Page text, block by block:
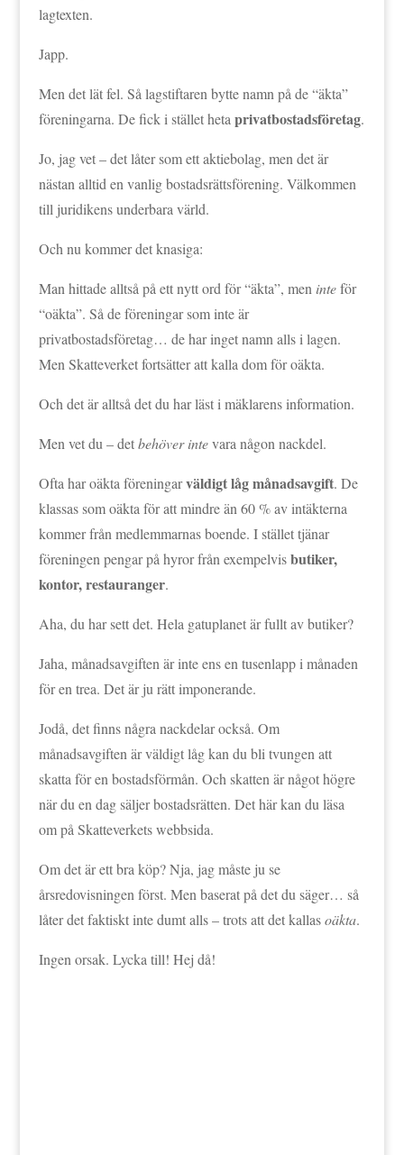
lagtexten.
Japp.
Men det lät fel. Så lagstiftaren bytte namn på de “äkta”
föreningarna. De fick i stället hetaprivatbostadsföretag.
Jo, jag vet – det låter som ett aktiebolag, men det är
nästan alltid en vanlig bostadsrättsförening. Välkommen
till juridikens underbara värld.
Och nu kommer det knasiga:
Man hittade alltså på ett nytt ord för “äkta”, men inteför
“oäkta”. Så de föreningar som inte är
privatbostadsföretag… de har inget namn alls i lagen.
Men Skatteverket fortsätter att kalla dom för oäkta.
Och det är alltså det du har läst i mäklarens information.
Men vet du – detbehöver intevara någon nackdel.
Ofta har oäkta föreningarväldigt låg månadsavgift. De
klassas som oäkta för att mindre än 60 % av intäkterna
kommer från medlemmarnas boende. I stället tjänar
föreningen pengar på hyror från exempelvisbutiker,
kontor, restauranger.
Aha, du har sett det. Hela gatuplanet är fullt av butiker?
Jaha, månadsavgiften är inte ens en tusenlapp i månaden
för en trea. Det är ju rätt imponerande.
Jodå, det finns några nackdelar också. Om
månadsavgiften är väldigt låg kan du bli tvungen att
skatta för en bostadsförmån. Och skatten är något högre
när du en dag säljer bostadsrätten. Det här kan du läsa
om på Skatteverkets webbsida.
Om det är ett bra köp? Nja, jag måste ju se
årsredovisningen först. Men baserat på det du säger… så
låter det faktiskt inte dumt alls – trots att det kallasoäkta.
Ingen orsak. Lycka till! Hej då!